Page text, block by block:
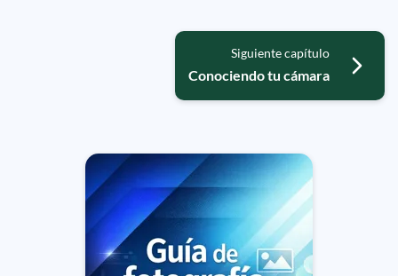
Siguiente capítulo
Conociendo tu cámara